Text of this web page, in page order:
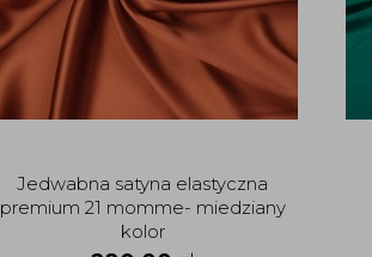
Jedwabna satyna elastyczna
premium 21 momme- miedziany
kolor